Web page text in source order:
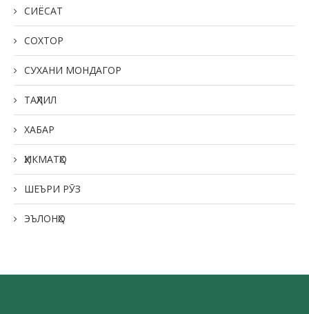
СИЁСАТ
СОХТОР
СУХАНИ МОНДАГОР
ТАҲЛИЛ
ХАБАР
ҲИКМАТҲО
ШЕЪРИ РӮЗ
ЭЪЛОНҲО